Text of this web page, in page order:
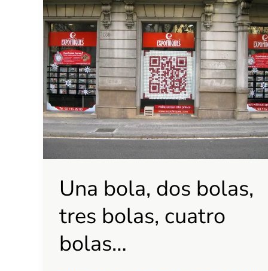
Una bola, dos bolas,
tres bolas, cuatro
bolas…
bola,
dos
bolas,
tres
bolas,
cuatro
bolas…